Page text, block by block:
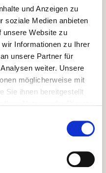
und Anzeigen zu
soziale Medien anbieten
unsere Website zu
Informationen zu Ihrer
unsere Partner für
weiter. Unsere
möglicherweise mit
Sie ihnen bereitgestellt
der Mühle
waschen, trocken
In einem Mörser die
verrühren.
Knoblauchpresse